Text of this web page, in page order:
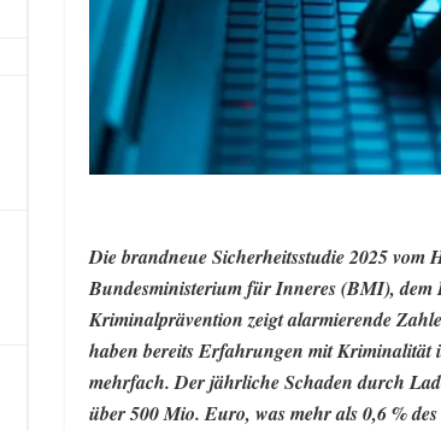
Die brandneue Sicherheitsstudie 2025 vom
Bundesministerium für Inneres (BMI),
Kriminalprävention zeigt alarmierende
haben bereits Erfahrungen mit Kriminalität
mehrfach. Der jährliche Schaden durch
über 500 Mio. Euro, was mehr als 0,6 %